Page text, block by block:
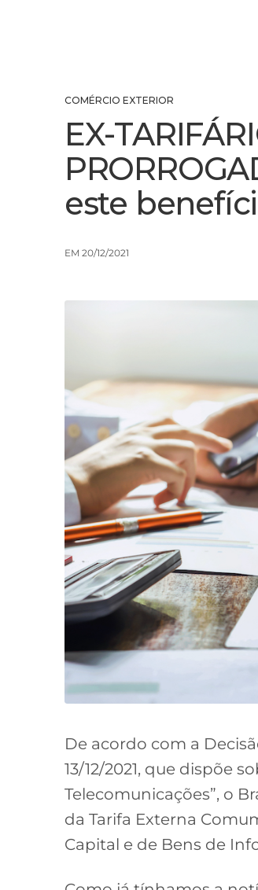
COMÉRCIO EXTERIOR
EX-
este
EM 20/12/2021
De acordo com a
13/12/2021, que dispõe
Telecomunicações”, o
da Tarifa Externa
Capital e de Bens de